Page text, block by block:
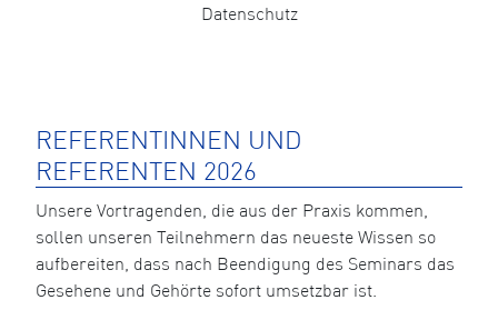
Datenschutz
REFERENTINNEN UND
REFERENTEN 2026
Unsere Vortragenden, die aus der Praxis kommen,
sollen unseren Teilnehmern das neueste Wissen so
aufbereiten, dass nach Beendigung des Seminars das
Gesehene und Gehörte sofort umsetzbar ist.